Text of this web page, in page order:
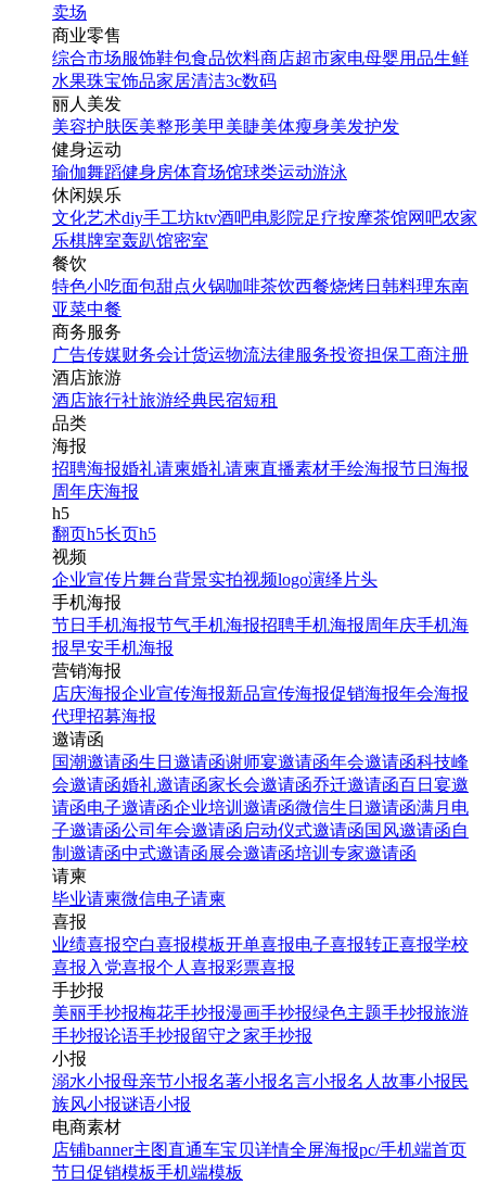
卖场
商业零售
综合市场服饰鞋包食品饮料商店超市家电母婴用品生鲜
水果珠宝饰品家居清洁3c数码
丽人美发
美容护肤医美整形美甲美睫美体瘦身美发护发
健身运动
瑜伽舞蹈健身房体育场馆球类运动游泳
休闲娱乐
文化艺术diy手工坊ktv酒吧电影院足疗按摩茶馆网吧农家
乐棋牌室轰趴馆密室
餐饮
特色小吃面包甜点火锅咖啡茶饮西餐烧烤日韩料理东南
亚菜中餐
商务服务
广告传媒财务会计货运物流法律服务投资担保工商注册
酒店旅游
酒店旅行社旅游经典民宿短租
品类
海报
招聘海报婚礼请柬婚礼请柬直播素材手绘海报节日海报
周年庆海报
h5
翻页h5长页h5
视频
企业宣传片舞台背景实拍视频logo演绎 片头
手机海报
节日手机海报节气手机海报招聘手机海报周年庆手机海
报早安手机海报
营销海报
店庆海报企业宣传海报新品宣传海报促销海报年会海报
代理招募海报
邀请函
国潮邀请函生日邀请函谢师宴邀请函年会邀请函科技峰
会邀请函婚礼邀请函家长会邀请函乔迁邀请函百日宴邀
请函电子邀请函企业培训邀请函微信生日邀请函满月电
子邀请函公司年会邀请函 启动仪式邀请函国风邀请函自
制邀请函中式邀请函展会邀请函培训专家邀请函
请柬
毕业请柬微信电子请柬
喜报
业绩喜报空白喜报模板开单喜报电子喜报转正喜报学校
喜报 入党喜报个人喜报彩票喜报
手抄报
美丽手抄报梅花手抄报漫画手抄报绿色主题手抄报旅游
手抄报论语手抄报留守之家手抄报
小报
溺水小报母亲节小报名著小报名言小报名人故事小报民
族风小报谜语小报
电商素材
店铺banner主图直通车宝贝详情全屏海报pc/手机端首页
节日促销模板手机端模板